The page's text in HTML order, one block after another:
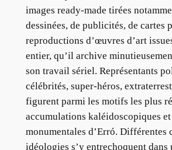
images ready-made tirées
dessinées, de publicités, de cartes
reproductions d’œuvres d’art
entier, qu’il archive
son travail sériel. Représentants
célébrités, super-héros,
figurent parmi les motifs les plus
accumulations kaléidoscopiques
monumentales d’Erró.
idéologies s’y entrechoquent dans